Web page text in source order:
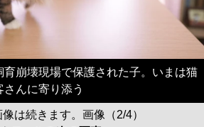
育崩壊現場で保護された子。いまは猫
んに寄り添う
は続きます。画像（2/4）